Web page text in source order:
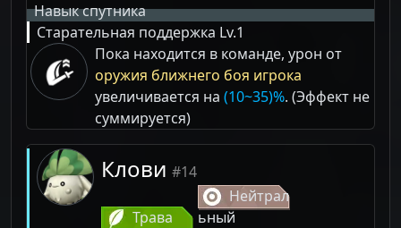
Навык спутника
Старательная поддержка Lv.1
Пока находится в команде, урон от
оружия ближнего боя игрока
увеличивается на (10~35)%. (Эффект не
суммируется)
Клови #14
Трава
Нейтрал
ьный